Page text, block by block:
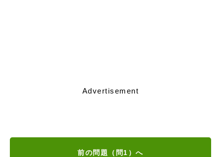
Advertisement
前の問題（問1）へ